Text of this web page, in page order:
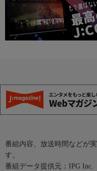
番組内容、放送時間などが
す。
番組データ提供元：IPG Inc.